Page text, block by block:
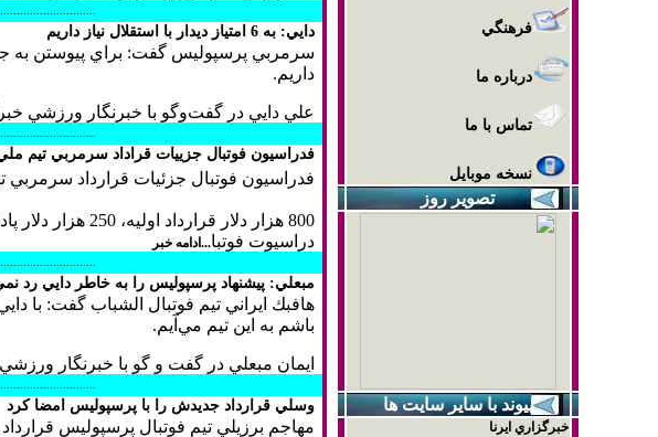
فرهنگي
درباره ما
تماس با ما
نسخه موبایل
تصوير روز
پيوند با ساير سايت ها
خبرگزاري ايرنا
دايي: به 6 امتياز ديدار با استقلال نياز داريم
داريم.
علي دايي در گفت‌وگو با خبرنگار ورزشي
فدراسيون فوتبال جزييات قراداد سرمربي تيم
فدراسيون فوتبال جزئيات قرارداد سرمربي
800 هزار دلار قرارداد اوليه، 250 هزار دلار پاداش قهرماني و حق فسخ قرارداد.
دراسيوت فوتبا...ادامه خبر
مبعلي: پيشنهاد پرسپوليس را به خاطر دايي رد
هافبك ايراني تيم فوتبال الشباب گفت: با
باشم به اين تيم مي‌آيم.
ايمان مبعلي در گفت و گو با خبرنگار
وسلي قرارداد جديدش را با پرسپوليس امضا كرد
مهاجم برزيلي تيم فوتبال پرسپوليس